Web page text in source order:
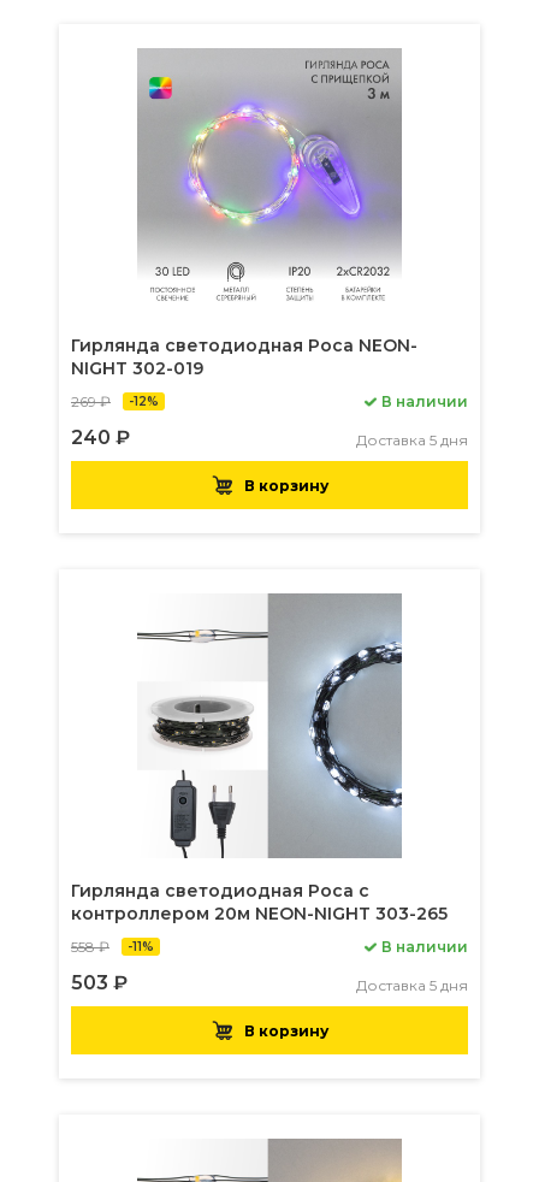
Гирлянда светодиодная Роса NEON-
NIGHT 302-019
269 ₽ -12%
240 ₽
В наличии
Доставка 5 дня
В корзину
Гирлянда светодиодная Роса с
контроллером 20м NEON-NIGHT 303-265
558 ₽ -11%
503 ₽
В наличии
Доставка 5 дня
В корзину